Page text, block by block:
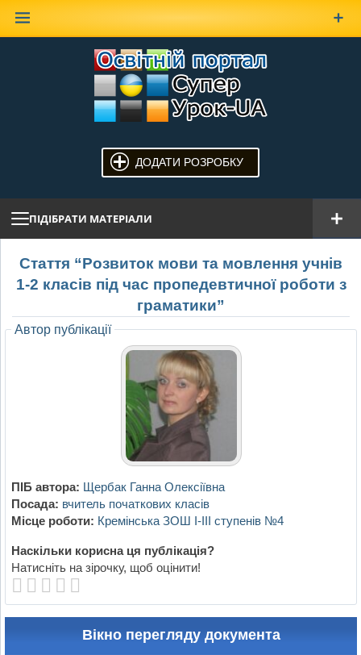
ДОДАТИ РОЗРОБКУ
ПІДІБРАТИ МАТЕРІАЛИ
Стаття “Розвиток мови та мовлення учнів
1-2 класів під час пропедевтичної роботи з
граматики”
Автор публікації
ПІБ автора: Щербак Ганна Олексіївна
Посада: вчитель початкових класів
Місце роботи: Кремінська ЗОШ І-ІІІ ступенів №4
Наскільки корисна ця публікація?
Натисніть на зірочку, щоб оцінити!
Вікно перегляду документа